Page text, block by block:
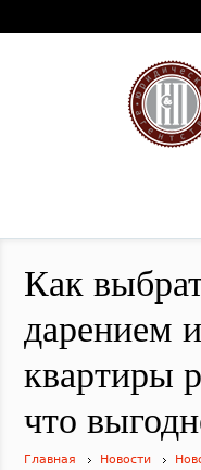
​Как
дарением
квартиры
что
Главная Новости